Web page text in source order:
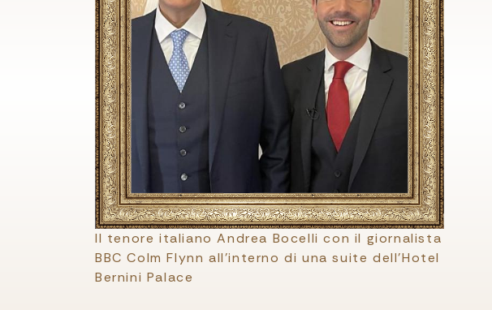
Il tenore italiano Andrea Bocelli con il giornalista
BBC Colm Flynn all'interno di una suite dell'Hotel
Bernini Palace